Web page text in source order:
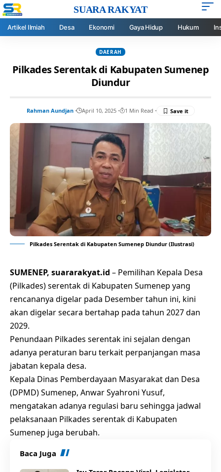
SUARA RAKYAT
Artikel Ilmiah Desa Ekonomi Gaya Hidup Hukum
DAERAH
Pilkades Serentak di Kabupaten Sumenep
Diundur
Rahman Aundjan April 10, 2025 1 Min Read
Pilkades Serentak di Kabupaten Sumenep Diundur (Ilustrasi)
SUMENEP, suararakyat.id – Pemilihan Kepala Desa
(Pilkades) serentak di Kabupaten Sumenep yang
rencananya digelar pada Desember tahun ini, kini
akan digelar secara bertahap pada tahun 2027 dan
2029.
Penundaan Pilkades serentak ini sejalan dengan
adanya peraturan baru terkait perpanjangan masa
jabatan kepala desa.
Kepala Dinas Pemberdayaan Masyarakat dan Desa
(DPMD) Sumenep, Anwar Syahroni Yusuf,
mengatakan adanya regulasi baru sehingga jadwal
pelaksanaan Pilkades serentak di Kabupaten
Sumenep juga berubah.
Baca Juga